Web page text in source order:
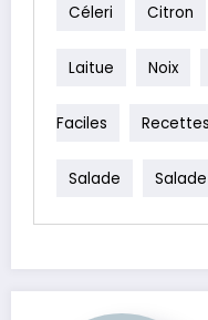
Céleri Citron
Laitue Noix
Faciles
Salade